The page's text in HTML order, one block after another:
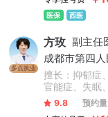
医保 西医
多点执业
方玫 副主任
成都市第四
擅长：抑郁症
官能症、失眠
听、疑病症、
瘾心理、厌食
9.8 预约量